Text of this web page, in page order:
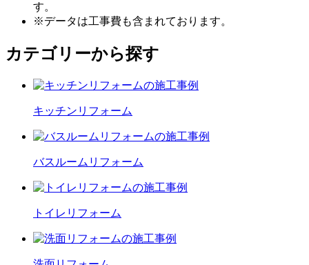
す。
※データは工事費も含まれております。
カテゴリーから探す
キッチン リフォーム
バスルーム リフォーム
トイレ リフォーム